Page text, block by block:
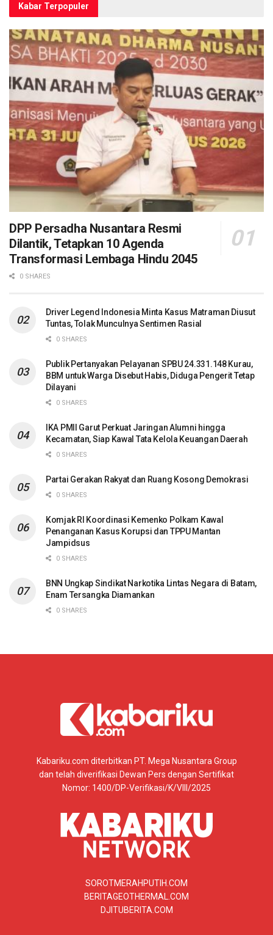
Kabar Terpopuler
DPP Persadha Nusantara Resmi
Dilantik, Tetapkan 10 Agenda
Transformasi Lembaga Hindu 2045
0 SHARES
Driver Legend Indonesia Minta Kasus Matraman Diusut
Tuntas, Tolak Munculnya Sentimen Rasial
0 SHARES
Publik Pertanyakan Pelayanan SPBU 24.331.148 Kurau,
BBM untuk Warga Disebut Habis, Diduga Pengerit Tetap
Dilayani
0 SHARES
IKA PMII Garut Perkuat Jaringan Alumni hingga
Kecamatan, Siap Kawal Tata Kelola Keuangan Daerah
0 SHARES
Partai Gerakan Rakyat dan Ruang Kosong Demokrasi
0 SHARES
Komjak RI Koordinasi Kemenko Polkam Kawal
Penanganan Kasus Korupsi dan TPPU Mantan
Jampidsus
0 SHARES
BNN Ungkap Sindikat Narkotika Lintas Negara di Batam,
Enam Tersangka Diamankan
0 SHARES
Kabariku.com diterbitkan PT. Mega Nusantara Group
dan telah diverifikasi Dewan Pers dengan Sertifikat
Nomor: 1400/DP-Verifikasi/K/VIII/2025
SOROTMERAHPUTIH.COM
BERITAGEOTHERMAL.COM
DJITUBERITA.COM